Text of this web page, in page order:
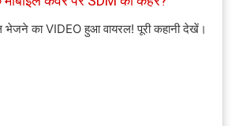
भेजने का VIDEO हुआ वायरल! पूरी कहानी देखें।